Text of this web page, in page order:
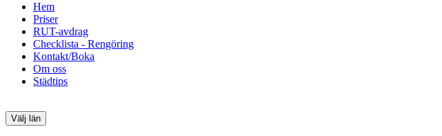
Hem
Priser
RUT-avdrag
Checklista - Rengöring
Kontakt/Boka
Om oss
Städtips
Välj län